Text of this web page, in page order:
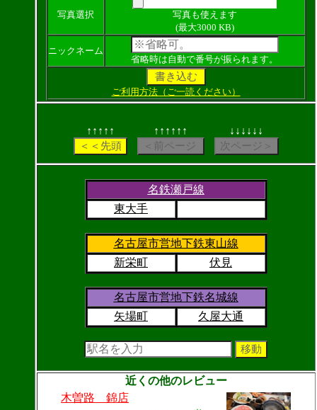
写真選択
写真も使えます
(最大3000 KB)
ニックネーム
省略時は自動で番号が振られます。
ご利用方法（ご一読ください）
↑↑↑↑↑ ↑↑↑↑↑↑ ↓↓↓↓↓↓
名鉄瀬戸線
東大手
名古屋市営地下鉄東山線
新栄町
伏見
名古屋市営地下鉄名城線
矢場町
久屋大通
近くの他のレビュー
木曽路 錦店